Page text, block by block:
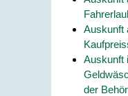
Auskunft
Auskunft
der